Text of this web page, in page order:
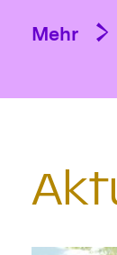
Mehr